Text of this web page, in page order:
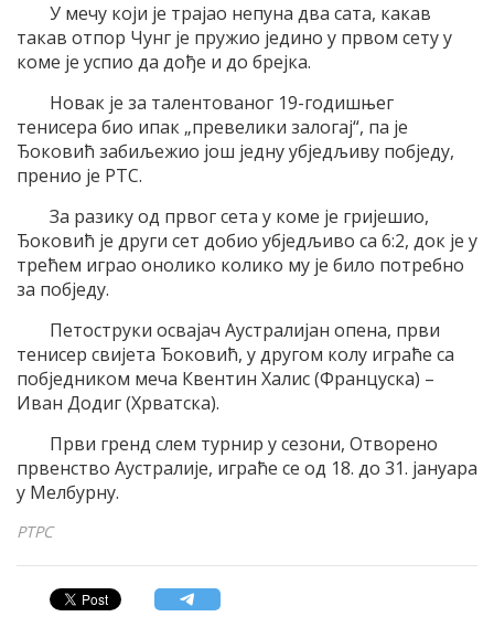
У мечу који је трајао непуна два сата, какав
такав отпор Чунг је пружио једино у првом сету у
коме је успио да дође и до брејка.
Новак је за талентованог 19-годишњег
тенисера био ипак „превелики залогај“, па је
Ђоковић забиљежио још једну убједљиву побједу,
пренио је РТС.
За разику од првог сета у коме је гријешио,
Ђоковић је други сет добио убједљиво са 6:2, док је у
трећем играо онолико колико му је било потребно
за побједу.
Петоструки освајач Аустралијан опена, први
тенисер свијета Ђоковић, у другом колу играће са
побједником меча Квентин Халис (Француска) –
Иван Додиг (Хрватска).
Први гренд слем турнир у сезони, Отворено
првенство Аустралије, играће се од 18. до 31. јануара
у Мелбурну.
РТРС